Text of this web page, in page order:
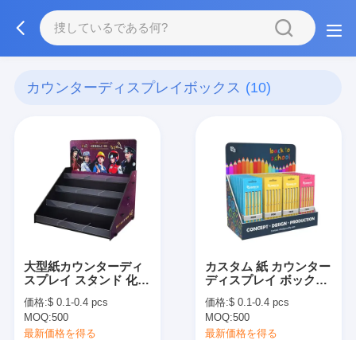
カウンターディスプレイボックス (10)
大型紙カウンターディ
スプレイ スタンド 化粧
ィスプレイ
価格:$ 0.1-0.4 pcs
MOQ:500
最新価格を得る
カスタム 紙 カウンター
ディスプレイ ボックス
引き裂き ディスプレイ
ボックス
価格:$ 0.1-0.4 pcs
MOQ:500
最新価格を得る